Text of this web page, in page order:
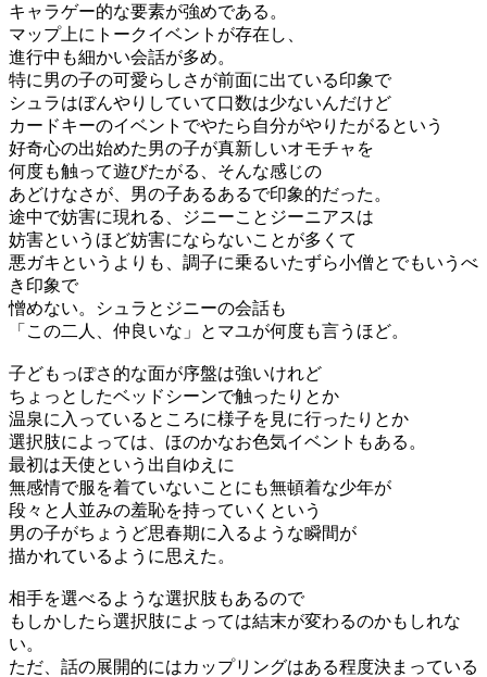
キャラゲー的な要素が強めである。
マップ上にトークイベントが存在し、
進行中も細かい会話が多め。
特に男の子の可愛らしさが前面に出ている印象で
シュラはぼんやりしていて口数は少ないんだけど
カードキーのイベントでやたら自分がやりたがるという
好奇心の出始めた男の子が真新しいオモチャを
何度も触って遊びたがる、そんな感じの
あどけなさが、男の子あるあるで印象的だった。
途中で妨害に現れる、ジニーことジーニアスは
妨害というほど妨害にならないことが多くて
悪ガキというよりも、調子に乗るいたずら小僧とでもいうべ
き印象で
憎めない。シュラとジニーの会話も
「この二人、仲良いな」とマユが何度も言うほど。
子どもっぽさ的な面が序盤は強いけれど
ちょっとしたベッドシーンで触ったりとか
温泉に入っているところに様子を見に行ったりとか
選択肢によっては、ほのかなお色気イベントもある。
最初は天使という出自ゆえに
無感情で服を着ていないことにも無頓着な少年が
段々と人並みの羞恥を持っていくという
男の子がちょうど思春期に入るような瞬間が
描かれているように思えた。
相手を選べるような選択肢もあるので
もしかしたら選択肢によっては結末が変わるのかもしれな
い。
ただ、話の展開的にはカップリングはある程度決まっている